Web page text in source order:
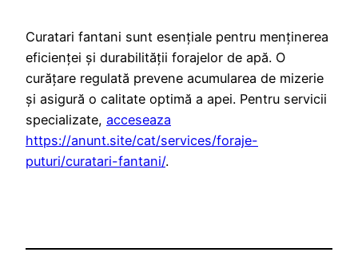
Curatari fantani sunt esențiale pentru menținerea
eficienței și durabilității forajelor de apă. O
curățare regulată prevene acumularea de mizerie
și asigură o calitate optimă a apei. Pentru servicii
specializate, acceseaza
https://anunt.site/cat/services/foraje-
puturi/curatari-fantani/.